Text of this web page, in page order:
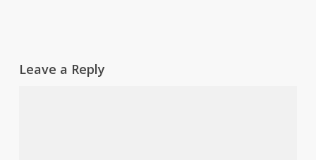
Leave a Reply